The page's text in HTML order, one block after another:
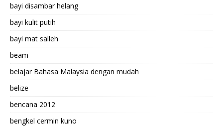
bayi disambar helang
bayi kulit putih
bayi mat salleh
beam
belajar Bahasa Malaysia dengan mudah
belize
bencana 2012
bengkel cermin kuno